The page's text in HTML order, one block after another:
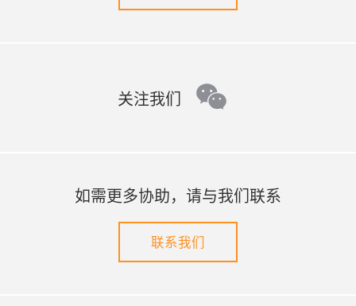
关注我们 wechat
如需更多协助，请与我们联系
联系我们